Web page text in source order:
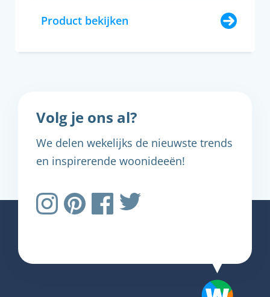
Product bekijken
Volg je ons al?
We delen wekelijks de nieuwste trends
en inspirerende woonideeën!